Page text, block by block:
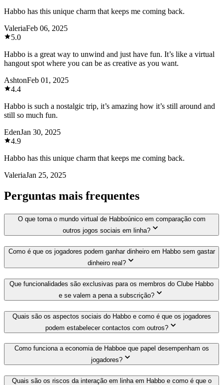
Habbo has this unique charm that keeps me coming back.
ValeriaFeb 06, 2025
5.0
Habbo is a great way to unwind and just have fun. It’s like a virtual
hangout spot where you can be as creative as you want.
AshtonFeb 01, 2025
4.4
Habbo is such a nostalgic trip, it’s amazing how it’s still around and
still so much fun.
EdenJan 30, 2025
4.9
Habbo has this unique charm that keeps me coming back.
ValeriaJan 25, 2025
Perguntas mais frequentes
O que torna o mundo virtual de Habboúnico em comparação com
outros jogos sociais em linha?
Como é que os jogadores podem ganhar dinheiro em Habbo sem gastar
dinheiro real?
Que funcionalidades são exclusivas para os membros do Clube Habbo
e se valem a pena a subscrição?
Quais são os aspectos sociais do Habbo e como é que os jogadores
podem estabelecer contactos com outros?
Como funciona a economia de Habboe que papel desempenham os
jogadores?
Quais são os riscos da interação em linha em Habbo e como é que o